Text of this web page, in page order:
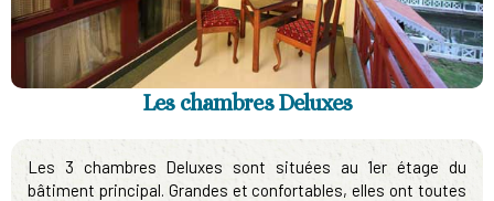
Les chambres Deluxes
Les 3 chambres Deluxes sont situées au 1er étage du
bâtiment principal. Grandes et confortables, elles ont toutes